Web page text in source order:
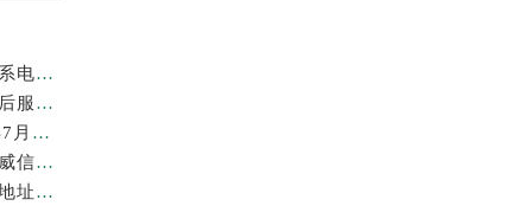
亲身到店探访上海劳力士官方售后服务中心｜地址与联系电话（2026年7月最新）
亲身探访上海劳力士官方售后服务中心｜详细地址及售后服务电话（2026年7月最新）
上海劳力士维修费最新收费标准明细权威公示（2026年7月最新）
上海劳力士官方售后服务中心｜官方地址及服务热线权威信息公示（2026年7月最新）
亲身到店探访上海劳力士官方售后服务中心｜最新维修地址与官方电话（2026年7月最新）